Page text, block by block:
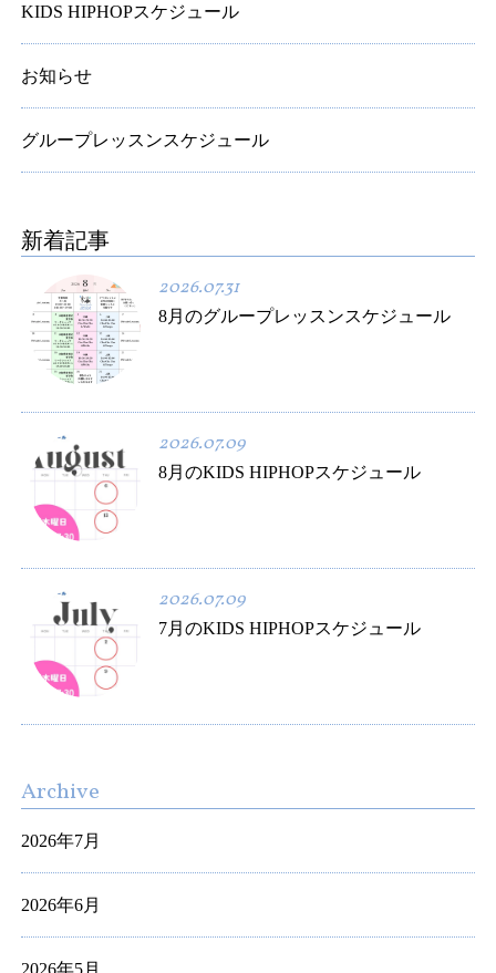
KIDS HIPHOPスケジュール
お知らせ
グループレッスンスケジュール
新着記事
2026.07.31
8月のグループレッスンスケジュール
2026.07.09
8月のKIDS HIPHOPスケジュール
2026.07.09
7月のKIDS HIPHOPスケジュール
Archive
2026年7月
2026年6月
2026年5月